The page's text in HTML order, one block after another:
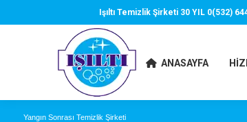
Işıltı Temizlik Şirketi 30 YIL 0(532)
ANASAYFA
Yangın Sonrası Temizlik Şirketi